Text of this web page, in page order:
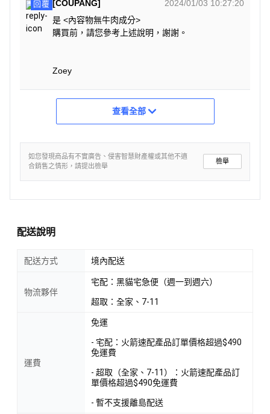
回覆 [COUPANG]
2024/01/03 10:27:20
是 <內容物無牛肉成分>
購買前，請您參考上述說明，謝謝。
Zoey
查看全部
如您發現商品有不實廣告、侵害智慧財產權或其他不適
合銷售之情形，請提出檢舉
檢舉
配送說明
配送方式 境內配送
物流夥伴
宅配：黑貓宅急便（週一到週六）
超取：全家、7-11
運費
免運
- 宅配：火箭速配產品訂單價格超過$490
免運費
- 超取（全家、7-11）：火箭速配產品訂
單價格超過$490免運費
- 暫不支援離島配送